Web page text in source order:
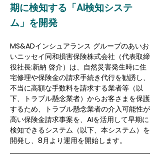
期に検知する「AI検知システ
ム」を開発
MS&ADインシュアランス グループのあいお
いニッセイ同和損害保険株式会社（代表取締
役社長:新納 啓介）は、自然災害発生時に住
宅修理や保険金の請求手続き代行を勧誘し、
不当に高額な手数料を請求する業者等（以
下、トラブル懸念業者）からお客さまを保護
するため、トラブル懸念業者の介入可能性が
高い保険金請求事案を、AIを活用して早期に
検知できるシステム（以下、本システム）を
開発し、8月より運用を開始します。